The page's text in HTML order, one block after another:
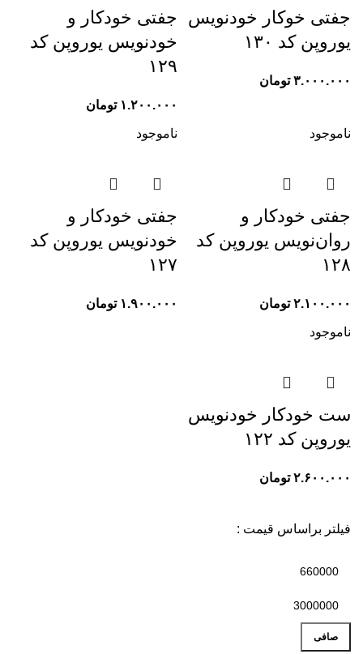
فیلتر براساس قیمت :
صافی
جفتی خوکار خودنویس
یوروپن کد ۱۳۰
۳.۰۰۰.۰۰۰ تومان
جفتی خودکار و
خودنویس یوروپن کد
۱۲۹
۱.۲۰۰.۰۰۰ تومان
ناموجود
جفتی خودکار و
روان‌نویس یوروپن کد
۱۲۸
۲.۱۰۰.۰۰۰ تومان
ناموجود
جفتی خودکار و
خودنویس یوروپن کد
۱۲۷
۱.۹۰۰.۰۰۰ تومان
ناموجود
ست خودکار خودنویس
یوروپن کد ۱۲۲
۲.۶۰۰.۰۰۰ تومان